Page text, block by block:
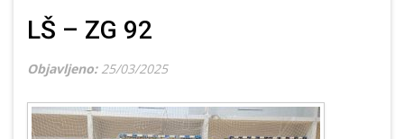
LŠ – ZG 92
Objavljeno: 25/03/2025